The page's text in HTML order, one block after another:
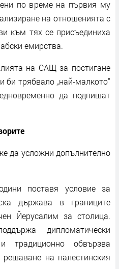
по време на първия му
на отношенията с
към тях се присъединиха
емирства.
на САЩ за постигане
би трябвало „най-малкото“
да подпишат
да усложни допълнително
поставя условие за
държава в границите
Йерусалим за столица.
дипломатически
обвързва
на палестинския